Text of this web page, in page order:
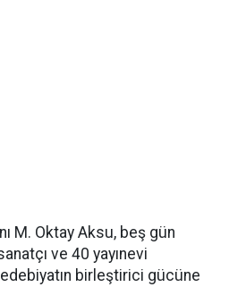
M. Oktay Aksu, beş gün
ve 40 yayınevi
edebiyatın birleştirici gücüne